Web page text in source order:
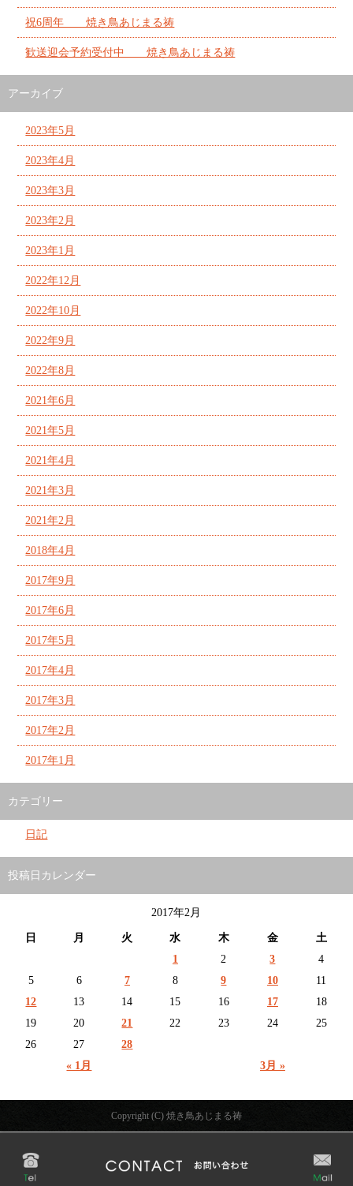
祝6周年 焼き鳥あじまる祷
歓送迎会予約受付中 焼き鳥あじまる祷
アーカイブ
2023年5月
2023年4月
2023年3月
2023年2月
2023年1月
2022年12月
2022年10月
2022年9月
2022年8月
2021年6月
2021年5月
2021年4月
2021年3月
2021年2月
2018年4月
2017年9月
2017年6月
2017年5月
2017年4月
2017年3月
2017年2月
2017年1月
カテゴリー
日記
投稿日カレンダー
2017年2月
日 月 火 水 木 金 土
« 1月 3月 »
1 2 3
4
5
6 7 8 9 10
11
12
13 14 15 16 17
18
19
20 21 22 23 24
25
26
27 28
Copyright (C) 焼き鳥あじまる祷